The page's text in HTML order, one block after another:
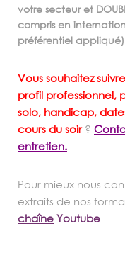
votre secteur et
compris en
préférentiel appliqué)
Vous souhaitez
profil professionnel,
solo, handicap,
cours du soir ?
entretien.
Pour mieux nous
extraits de nos
chaîne Youtube